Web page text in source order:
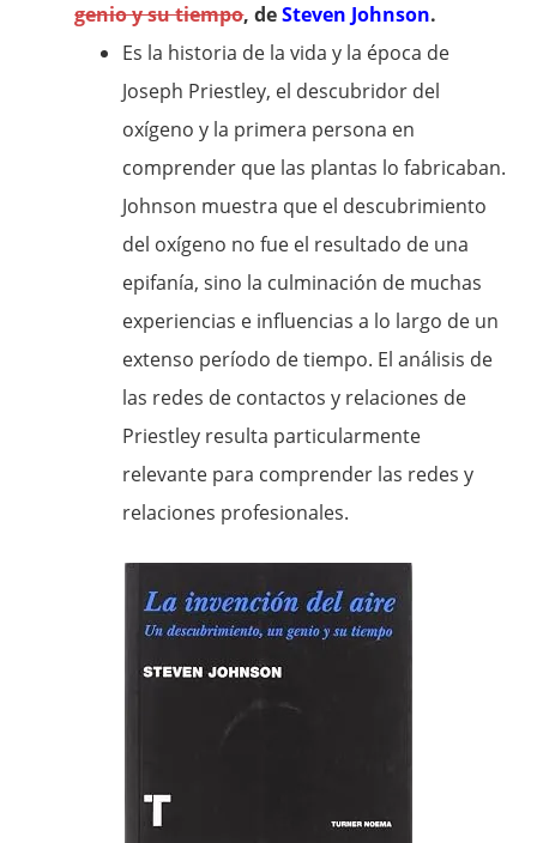
genio y su tiempo, deSteven Johnson.
Es la historia de la vida y la época de
Joseph Priestley, el descubridor del
oxígeno y la primera persona en
comprender que las plantas lo fabricaban.
Johnson muestra que el descubrimiento
del oxígeno no fue el resultado de una
epifanía, sino la culminación de muchas
experiencias e influencias a lo largo de un
extenso período de tiempo. El análisis de
las redes de contactos y relaciones de
Priestley resulta particularmente
relevante para comprender las redes y
relaciones profesionales.